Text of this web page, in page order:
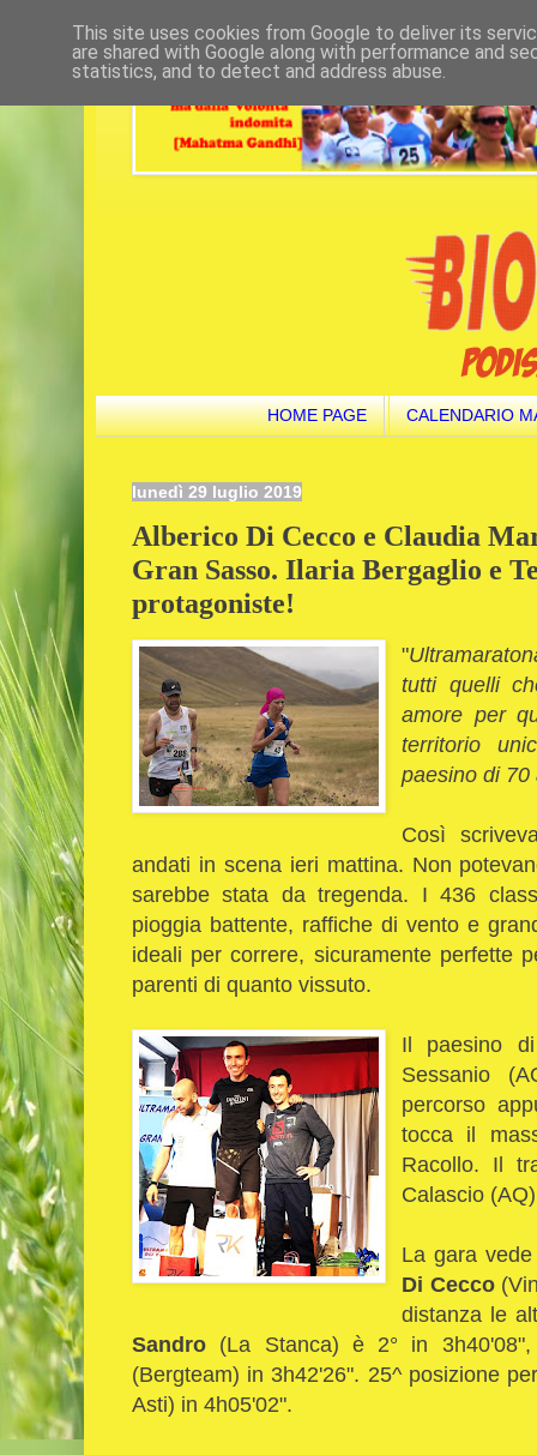
HOME PAGE CALENDARIO
lunedì 29 luglio 2019
Alberico Di Cecco e Claudia
Gran Sasso. Ilaria Bergaglio e
protagoniste!
"
tutti quelli
amore per
territorio
paesino di
Così
andati in scena ieri mattina. Non
sarebbe stata da tregenda. I 436
pioggia battente, raffiche di vento e
ideali per correre, sicuramente perfette
parenti di quanto vissuto.
Il paesino
Sessanio
percorso
tocca il
Racollo. Il
Calascio
La gara
Di Cecco
distanza le
Sandro (La Stanca) è 2° in
(Bergteam) in 3h42'26". 25^ posizione
Asti) in 4h05'02".
This site uses cookies from Google to deliver its
are shared with Google along with performance and
statistics, and to detect and address abuse.